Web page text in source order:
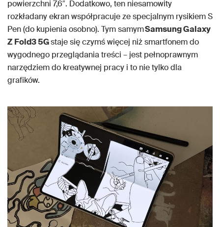
powierzchni 7,6″. Dodatkowo, ten niesamowity
rozkładany ekran współpracuje ze specjalnym rysikiem S
Pen (do kupienia osobno). Tym samymSamsung Galaxy
Z Fold3 5Gstaje się czymś więcej niż smartfonem do
wygodnego przeglądania treści – jest pełnoprawnym
narzędziem do kreatywnej pracy i to nie tylko dla
grafików.